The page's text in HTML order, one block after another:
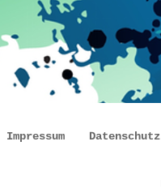
Impressum Datenschutz